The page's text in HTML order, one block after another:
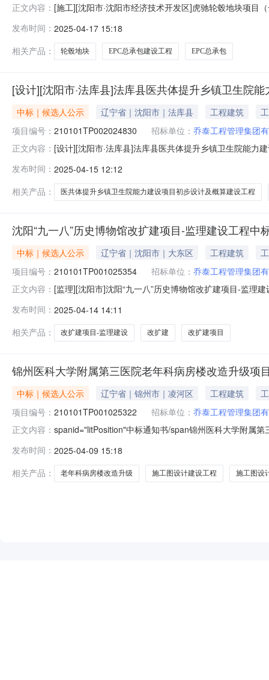
正文内容： [施工][沈阳市·沈阳市经济技术开发区]虎驰轮毂地块项目
限公司填报单位乔泰工程管理集团有限公司工程类别施
发布时间： 2025-04-17 15:18
相关产品：
轮毂地块 EPC总承包建设工程 EPC总承包
[设计][沈阳市·法库县]法库县医共体提升乡镇卫生院
中标｜候选人公示 辽宁省｜沈阳市｜法库县 工程建筑
项目编号： 210101TP002024830 招标单位： 乔泰工程管理集团
正文内容： [设计][沈阳市·法库县]法库县医共体提升乡镇卫生院能力
镇卫生院能力建设项目初步设计及概算建设单位法库县
发布时间： 2025-04-15 12:12
相关产品：
医共体提升乡镇卫生院能力建设项目初步设计及概算建设工程
沈阳“九一八”历史博物馆改扩建项目-监理建设工程中
中标｜候选人公示 辽宁省｜沈阳市｜大东区 工程建筑
项目编号： 210101TP001025354 招标单位： 乔泰工程管理集团
正文内容： [监理][沈阳市]沈阳“九一八”历史博物馆改扩建项目-监理
中心填报单位乔泰工程管理集团有限公司工程类别监理
发布时间： 2025-04-14 14:11
相关产品：
改扩建项目-监理建设 改扩建 改扩建项目
锦州医科大学附属第三医院老年科病房楼改造升级项
中标｜候选人公示 辽宁省｜锦州市｜凌河区 工程建筑
项目编号： 210101TP001025322 招标单位： 乔泰工程管理集团
正文内容： spanid="litPosition"中标通知书/span锦州医科大学附属
单位乔泰工程管理集团有限公司工程类别设计招标方式
发布时间： 2025-04-09 15:18
相关产品：
老年科病房楼改造升级 施工图设计建设工程 施工图设